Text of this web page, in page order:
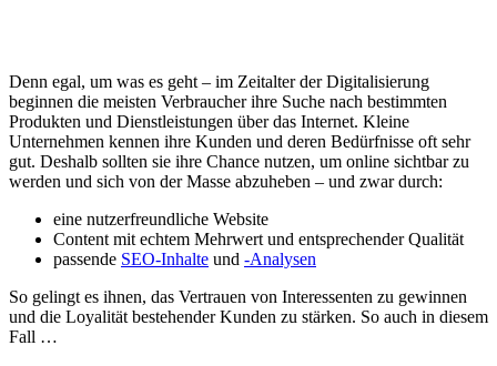
Denn egal, um was es geht – im Zeitalter der Digitalisierung
beginnen die meisten Verbraucher ihre Suche nach bestimmten
Produkten und Dienstleistungen über das Internet. Kleine
Unternehmen kennen ihre Kunden und deren Bedürfnisse oft sehr
gut. Deshalb sollten sie ihre Chance nutzen, um online sichtbar zu
werden und sich von der Masse abzuheben – und zwar durch:
eine nutzerfreundliche Website
Content mit echtem Mehrwert und entsprechender Qualität
passende SEO-Inhalte und -Analysen
So gelingt es ihnen, das Vertrauen von Interessenten zu gewinnen
und die Loyalität bestehender Kunden zu stärken. So auch in diesem
Fall …